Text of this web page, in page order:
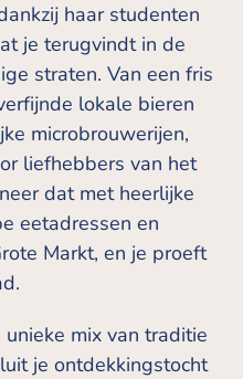
haar studenten
je terugvindt in de
straten. Van een fris
lokale bieren
microbrouwerijen,
liefhebbers van het
dat met heerlijke
eetadressen en
Markt, en je proeft
mix van traditie
je ontdekkingstocht